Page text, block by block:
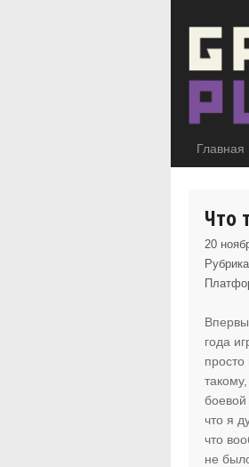
Главная
Что
20
года
что я
что
не